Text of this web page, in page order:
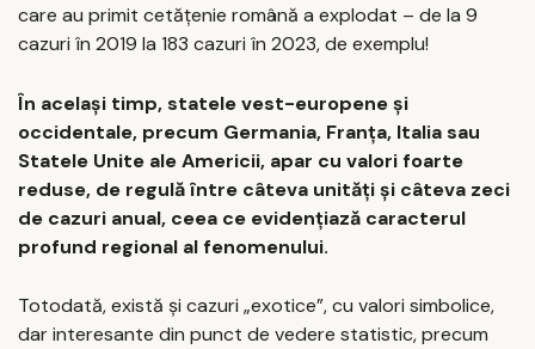
care au primit cetățenie română a explodat – de la 9
cazuri în 2019 la 183 cazuri în 2023, de exemplu!
În același timp, statele vest-europene și
occidentale, precum Germania, Franța, Italia sau
Statele Unite ale Americii, apar cu valori foarte
reduse, de regulă între câteva unități și câteva zeci
de cazuri anual, ceea ce evidențiază caracterul
profund regional al fenomenului.
Totodată, există și cazuri „exotice”, cu valori simbolice,
dar interesante din punct de vedere statistic, precum